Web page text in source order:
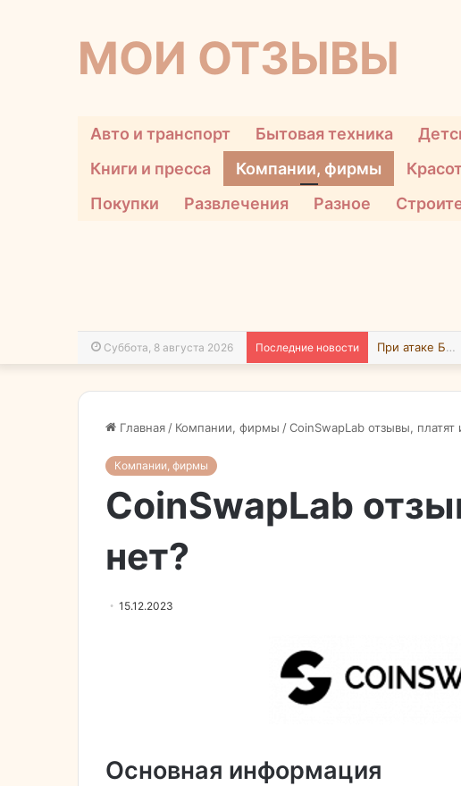
МОИ ОТЗЫВЫ
Авто и транспорт Бытовая техника
Книги и пресса
Компании, фирмы
Покупки
Развлечения Разное
Суббота, 8 августа 2026 Последние новости При атаке БПЛА на Подмосковье пострадали 26 человек
Главная / Компании, фирмы /CoinSwapLab отзывы, платят
Компании, фирмы
CoinSwapLab
нет?
15.12.2023
Основная информация